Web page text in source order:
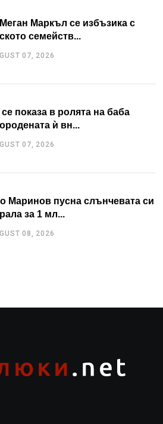
Маркъл се избъзика с
семейств...
07, 2026
се показа в ролята на баба
ѝ вн...
07, 2026
Маринов пусна слънчевата си
за 1 мл...
08, 2026